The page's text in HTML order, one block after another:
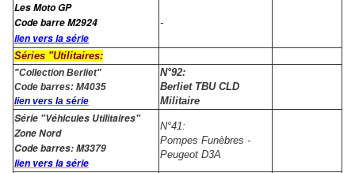
Les Moto GP
Code barre M2924
lien vers la série
-
Séries "Utilitaires:
"Collection Berliet"
Code barres: M4035
lien vers la série
N°92:
Berliet TBU CLD
Militaire
Série "Véhicules Utilitaires"
Zone Nord
Code barres: M3379
lien vers la série
N°41:
Pompes Funèbres -
Peugeot D3A